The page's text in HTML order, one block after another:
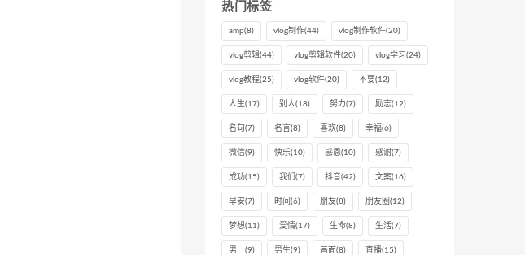
热门标签
amp(8) vlog制作(44) vlog制作软件(20)
vlog剪辑(44) vlog剪辑软件(20) vlog学习(24)
vlog教程(25) vlog软件(20) 不要(12)
人生(17) 别人(18) 努力(7) 励志(12)
名句(7) 名言 (8) 喜欢(8) 幸福(6)
微信(9) 快乐(10) 感恩(10) 感谢(7)
成功(15) 我们 (7) 抖音(42) 文案(16)
早安(7) 时间 (6) 朋友(8) 朋友圈 (12)
梦想(11) 爱情(17) 生命(8) 生活(7)
男一(9) 男生(9) 画面(8) 直播(15)